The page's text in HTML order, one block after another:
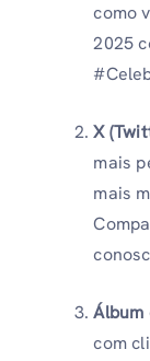
como
2025
X
mais
mais
Álbum
com